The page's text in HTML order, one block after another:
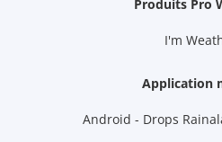
Produits Pro
I'm
Application
Android - Drops